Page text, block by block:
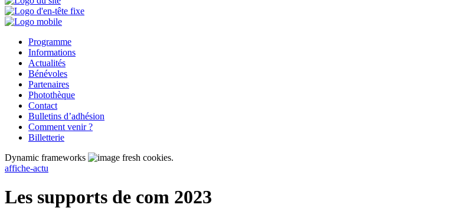
Programme
Informations
Actualités
Bénévoles
Partenaires
Photothèque
Contact
Bulletins d’adhésion
Comment venir ?
Billetterie
Dynamic frameworks
fresh cookies.
affiche-actu
Les supports de com 2023